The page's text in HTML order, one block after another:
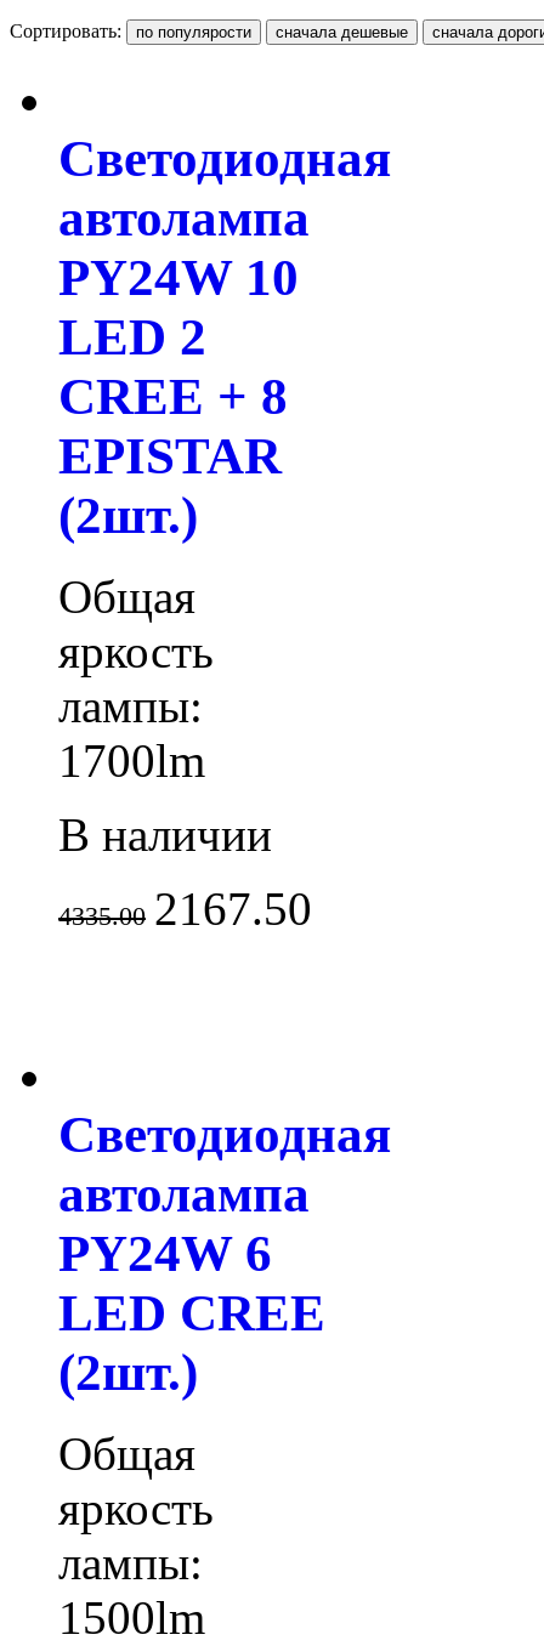
Сортировать:
Светодиодная
автолампа
PY24W 10
LED 2
CREE + 8
EPISTAR
(2шт.)
Общая
яркость
лампы:
1700lm
В наличии
4335.00 2167.50
Светодиодная
автолампа
PY24W 6
LED CREE
(2шт.)
Общая
яркость
лампы:
1500lm